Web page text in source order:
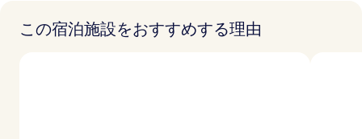
この宿泊施設をおすすめする理由